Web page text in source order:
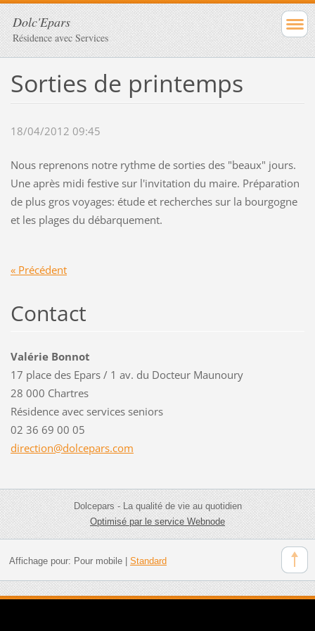
Dolc'Epars
Résidence avec Services
Sorties de printemps
18/04/2012 09:45
Nous reprenons notre rythme de sorties des "beaux" jours.
Une après midi festive sur l'invitation du maire. Préparation
de plus gros voyages: étude et recherches sur la bourgogne
et les plages du débarquement.
« Précédent
Contact
Valérie Bonnot
17 place des Epars / 1 av. du Docteur Maunoury
28 000 Chartres
Résidence avec services seniors
02 36 69 00 05
direction@dolcepars.com
Dolcepars - La qualité de vie au quotidien
Optimisé par le service Webnode
Affichage pour: Pour mobile| Standard